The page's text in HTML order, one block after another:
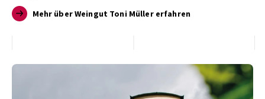
Mehr über Weingut Toni Müller erfahren